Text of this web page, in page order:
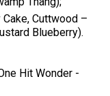
Cuttwood –
Blueberry).
Hit Wonder -